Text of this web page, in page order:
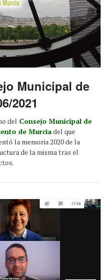
Municipal de
2021
del Consejo Municipal de
de Murciadel que
la memoria 2020 de la
de la misma tras el